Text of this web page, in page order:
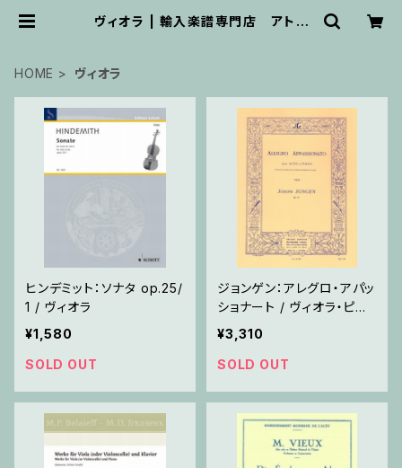
ヴィオラ | 輸入楽譜専門店 アトリ
HOME ヴィオラ
ヒンデミット：ソナタ op.25/
1 / ヴィオラ
¥1,580
SOLD OUT
ジョンゲン：アレグロ・アパッ
ショナート / ヴィオラ・ピア
ノ
¥3,310
SOLD OUT